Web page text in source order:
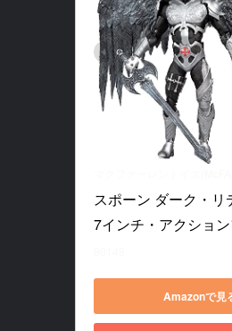
スポーン ダーク・リ
7インチ・アクショ
Amazonで見